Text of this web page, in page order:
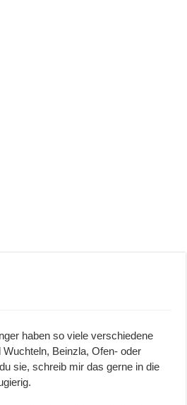
haben so viele verschiedene
Beinzla, Ofen- oder
sie, schreib mir das gerne in die